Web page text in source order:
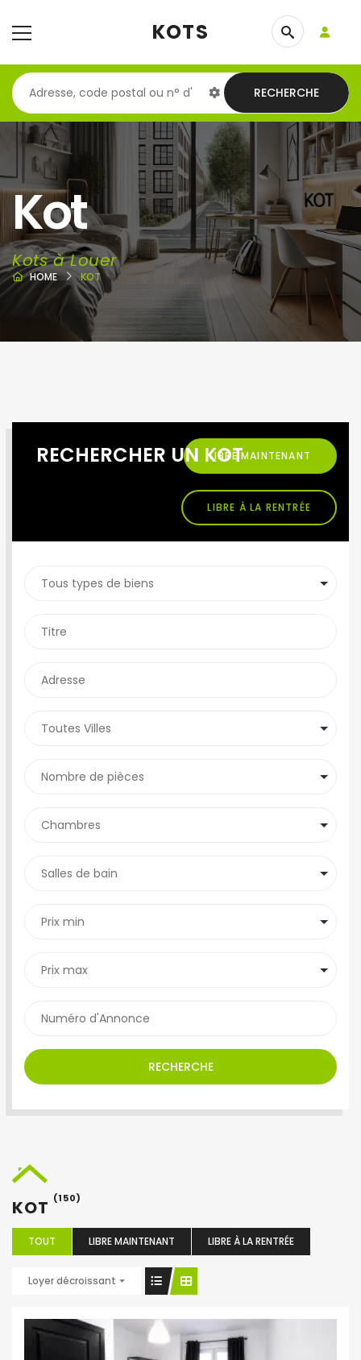
KOTS
RECHERCHE
Kot
Kots à Louer
HOME KOT
RECHERCHER UN KOTLIBRE MAINTENANT
LIBRE À LA RENTRÉE
RECHERCHE
KOT (150)
TOUT LIBRE MAINTENANT LIBRE À LA RENTRÉE
Loyer décroissant